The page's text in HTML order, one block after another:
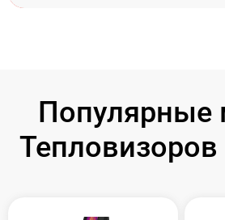
Популярные